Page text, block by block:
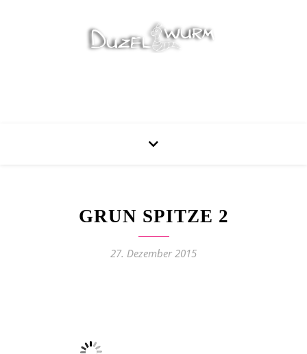
GRUN SPITZE 2
27. Dezember 2015